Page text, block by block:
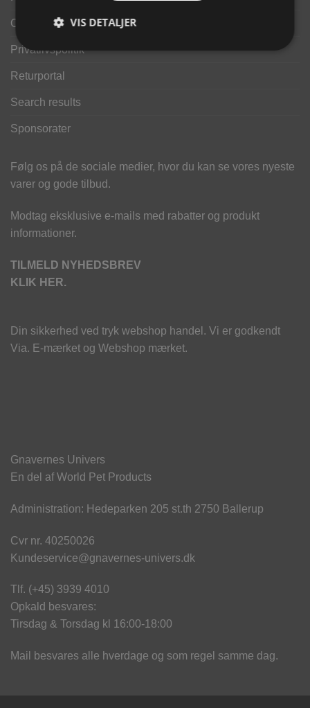
Opdrætterrabat
Privatlivspolitik
Returportal
Search results
Sponsorater
Følg os på de sociale medier, hvor du kan se vores nyeste
varer og gode tilbud.
Modtag eksklusive e-mails med rabatter og produkt
informationer.
TILMELD NYHEDSBREV
KLIK HER.
Din sikkerhed ved tryk webshop handel. Vi er godkendt
Via. E-mærket og Webshop mærket.
Gnavernes Univers
En del af World Pet Products
Administration: Hedeparken 205 st.th 2750 Ballerup
Cvr nr. 40250026
Kundeservice@gnavernes-univers.dk
Tlf. (+45) 3939 4010
Opkald besvares:
Tirsdag & Torsdag kl 16:00-18:00
Mail besvares alle hverdage og som regel samme dag.
VIS DETALJER